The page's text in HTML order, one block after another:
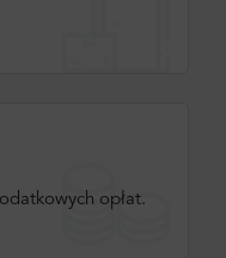
opłat.